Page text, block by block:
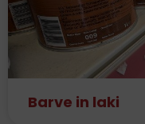
Barve in laki